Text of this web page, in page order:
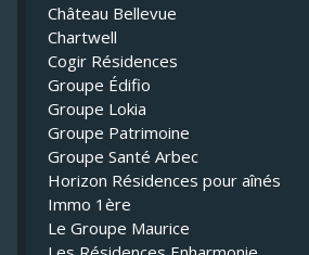
Château Bellevue
Chartwell
Cogir Résidences
Groupe Édifio
Groupe Lokia
Groupe Patrimoine
Groupe Santé Arbec
Horizon Résidences pour aînés
Immo 1ère
Le Groupe Maurice